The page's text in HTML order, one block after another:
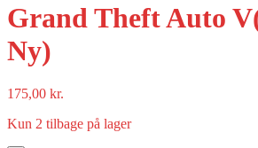
Grand Theft Auto
Ny)
175,00 kr.
Kun 2 tilbage på lager